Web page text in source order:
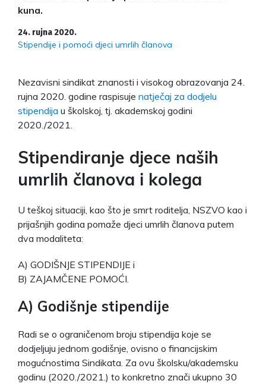
kuna.
24. rujna 2020.
Stipendije i pomoći djeci umrlih članova
Nezavisni sindikat znanosti i visokog obrazovanja 24.
rujna 2020. godine raspisuje natječaj za dodjelu
stipendija u školskoj, tj. akademskoj godini
2020./2021.
Stipendiranje djece naših
umrlih članova i kolega
U teškoj situaciji, kao što je smrt roditelja, NSZVO kao i
prijašnjih godina pomaže djeci umrlih članova putem
dva modaliteta:
A) GODIŠNJE STIPENDIJE i
B) ZAJAMČENE POMOĆI.
A) Godišnje stipendije
Radi se o ograničenom broju stipendija koje se
dodjeljuju jednom godišnje, ovisno o financijskim
mogućnostima Sindikata. Za ovu školsku/akademsku
godinu (2020./2021.) to konkretno znači ukupno 30